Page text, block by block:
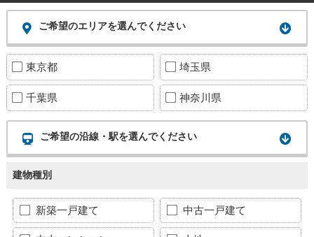
ご希望のエリアを選んでください
東京都 埼玉県
千葉県 神奈川県
ご希望の沿線・駅を選んでください
建物種別
新築一戸建て 中古一戸建て